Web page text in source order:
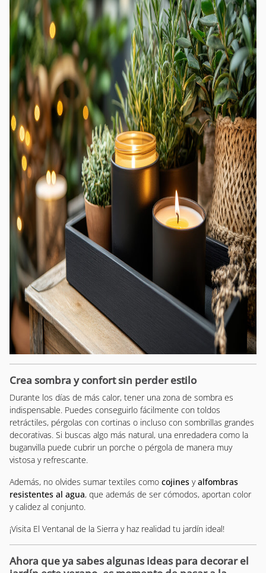
Crea sombra y confort sin perder estilo
Durante los días de más calor, tener una zona de sombra es
indispensable. Puedes conseguirlo fácilmente con toldos
retráctiles, pérgolas con cortinas o incluso con sombrillas grandes
decorativas. Si buscas algo más natural, una enredadera como la
buganvilla puede cubrir un porche o pérgola de manera muy
vistosa y refrescante.
Además, no olvides sumar textiles como cojines yalfombras
resistentes al agua, que además de ser cómodos, aportan color
y calidez al conjunto.
¡Visita El Ventanal de la Sierra y haz realidad tu jardín ideal!
Ahora que ya sabes algunas ideas para decorar el